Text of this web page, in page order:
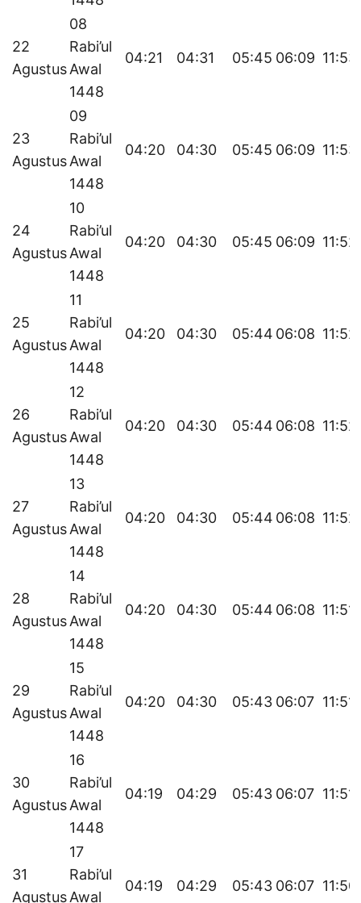
22
Agustus
08
Rabi’ul
Awal
1448
04:21 04:31 05:45 06:09 11:53
23
Agustus
09
Rabi’ul
Awal
1448
04:20 04:30 05:45 06:09 11:53
24
Agustus
10
Rabi’ul
Awal
1448
04:20 04:30 05:45 06:09 11:52
25
Agustus
11
Rabi’ul
Awal
1448
04:20 04:30 05:44 06:08 11:52
26
Agustus
12
Rabi’ul
Awal
1448
04:20 04:30 05:44 06:08 11:52
27
Agustus
13
Rabi’ul
Awal
1448
04:20 04:30 05:44 06:08 11:52
28
Agustus
14
Rabi’ul
Awal
1448
04:20 04:30 05:44 06:08 11:51
29
Agustus
15
Rabi’ul
Awal
1448
04:20 04:30 05:43 06:07 11:51
30
Agustus
16
Rabi’ul
Awal
1448
04:19 04:29 05:43 06:07 11:51
31
Agustus
17
Rabi’ul
Awal
04:19 04:29 05:43 06:07 11:50